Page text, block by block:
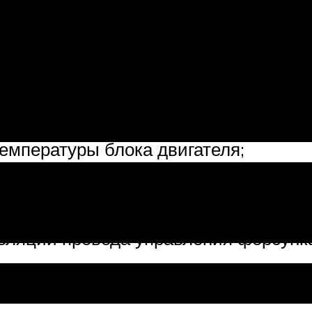
форсунками 1-4, обычно
может не запускаться;
блока двигателя;
падением мощности
реле топливного фильтра;
управления форсунками
провода управления
пункту, только с